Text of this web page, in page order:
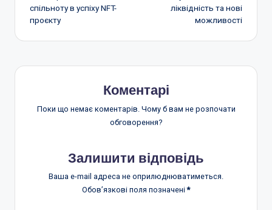
запису
спільноту в успіху NFT-
проєкту
ліквідність та нові
можливості
Коментарі
Поки що немає коментарів. Чому б вам не розпочати
обговорення?
Залишити відповідь
Ваша e-mail адреса не оприлюднюватиметься.
Обов’язкові поля позначені*